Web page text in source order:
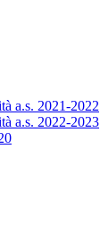
a.s. 2021-2022
a.s. 2022-2023